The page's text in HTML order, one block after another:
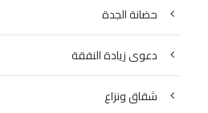
حضانة الجدة
دعوى زيادة النفقة
شقاق ونزاع